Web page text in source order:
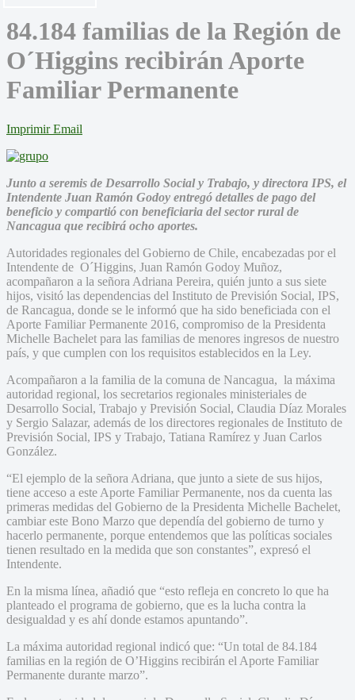
84.184 familias de la Región de
O´Higgins recibirán Aporte
Familiar Permanente
Imprimir Email
Junto a seremis de Desarrollo Social y Trabajo, y directora IPS, el
Intendente Juan Ramón Godoy entregó detalles de pago del
beneficio y compartió con beneficiaria del sector rural de
Nancagua que recibirá ocho aportes.
Autoridades regionales del Gobierno de Chile, encabezadas por el
Intendente de O´Higgins, Juan Ramón Godoy Muñoz,
acompañaron a la señora Adriana Pereira, quién junto a sus siete
hijos, visitó las dependencias del Instituto de Previsión Social, IPS,
de Rancagua, donde se le informó que ha sido beneficiada con el
Aporte Familiar Permanente 2016, compromiso de la Presidenta
Michelle Bachelet para las familias de menores ingresos de nuestro
país, y que cumplen con los requisitos establecidos en la Ley.
Acompañaron a la familia de la comuna de Nancagua, la máxima
autoridad regional, los secretarios regionales ministeriales de
Desarrollo Social, Trabajo y Previsión Social, Claudia Díaz Morales
y Sergio Salazar, además de los directores regionales de Instituto de
Previsión Social, IPS y Trabajo, Tatiana Ramírez y Juan Carlos
González.
“El ejemplo de la señora Adriana, que junto a siete de sus hijos,
tiene acceso a este Aporte Familiar Permanente, nos da cuenta las
primeras medidas del Gobierno de la Presidenta Michelle Bachelet,
cambiar este Bono Marzo que dependía del gobierno de turno y
hacerlo permanente, porque entendemos que las políticas sociales
tienen resultado en la medida que son constantes”, expresó el
Intendente.
En la misma línea, añadió que “esto refleja en concreto lo que ha
planteado el programa de gobierno, que es la lucha contra la
desigualdad y es ahí donde estamos apuntando”.
La máxima autoridad regional indicó que: “Un total de 84.184
familias en la región de O’Higgins recibirán el Aporte Familiar
Permanente durante marzo”.